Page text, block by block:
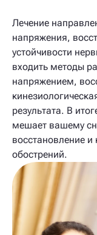
Лечение
напряжения,
устойчивости
входить методы
напряжением,
результата. В
мешает вашему
восстановление и
обострений.